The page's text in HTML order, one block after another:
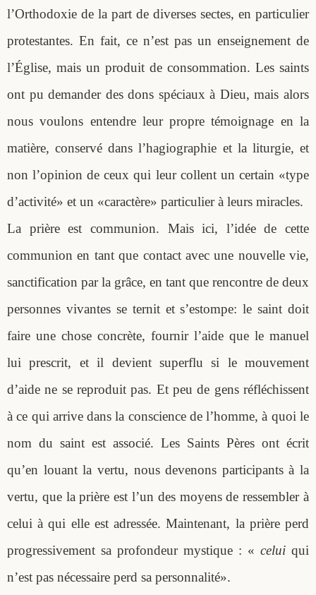
l’Orthodoxie de la part de diverses sectes, en particulier
protestantes. En fait, ce n’est pas un enseignement de
l’Église, mais un produit de consommation. Les saints
ont pu demander des dons spéciaux à Dieu, mais alors
nous voulons entendre leur propre témoignage en la
matière, conservé dans l’hagiographie et la liturgie, et
non l’opinion de ceux qui leur collent un certain «type
d’activité» et un «caractère» particulier à leurs miracles.
La prière est communion. Mais ici, l’idée de cette
communion en tant que contact avec une nouvelle vie,
sanctification par la grâce, en tant que rencontre de deux
personnes vivantes se ternit et s’estompe: le saint doit
faire une chose concrète, fournir l’aide que le manuel
lui prescrit, et il devient superflu si le mouvement
d’aide ne se reproduit pas. Et peu de gens réfléchissent
à ce qui arrive dans la conscience de l’homme, à quoi le
nom du saint est associé. Les Saints Pères ont écrit
qu’en louant la vertu, nous devenons participants à la
vertu, que la prière est l’un des moyens de ressembler à
celui à qui elle est adressée. Maintenant, la prière perd
progressivement sa profondeur mystique : « celui qui
n’est pas nécessaire perd sa personnalité».